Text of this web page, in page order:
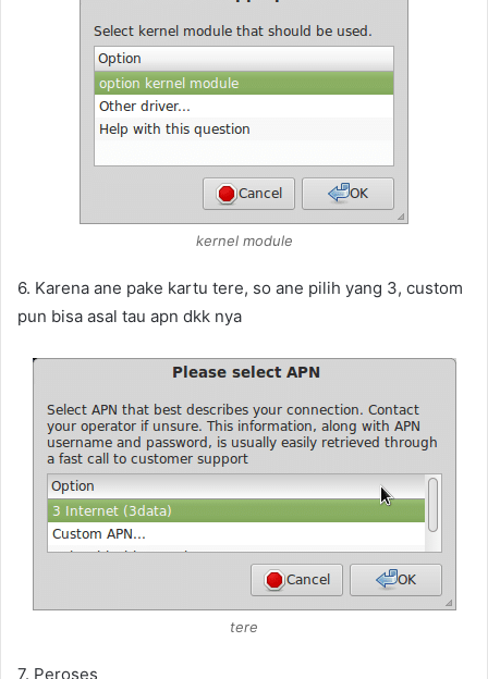
kernel module
6. Karena ane pake kartu tere, so ane pilih yang 3, custom
pun bisa asal tau apn dkk nya
tere
7. Peroses